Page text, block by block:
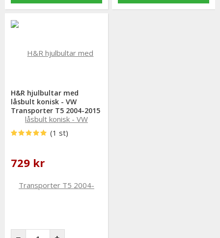
H&R hjulbultar med
låsbult konisk - VW
Transporter T5 2004-2015
(1 st)
729 kr